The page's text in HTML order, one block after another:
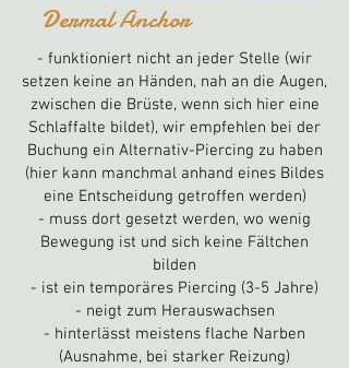
Dermal Anchor
- funktioniert nicht an jeder Stelle (wir
setzen keine an Händen, nah an die Augen,
zwischen die Brüste, wenn sich hier eine
Schlaffalte bildet), wir empfehlen bei der
Buchung ein Alternativ-Piercing zu haben
(hier kann manchmal anhand eines Bildes
eine Entscheidung getroffen werden)
- muss dort gesetzt werden, wo wenig
Bewegung ist und sich keine Fältchen
bilden
- ist ein temporäres Piercing (3-5 Jahre)
- neigt zum Herauswachsen
- hinterlässt meistens flache Narben
(Ausnahme, bei starker Reizung)